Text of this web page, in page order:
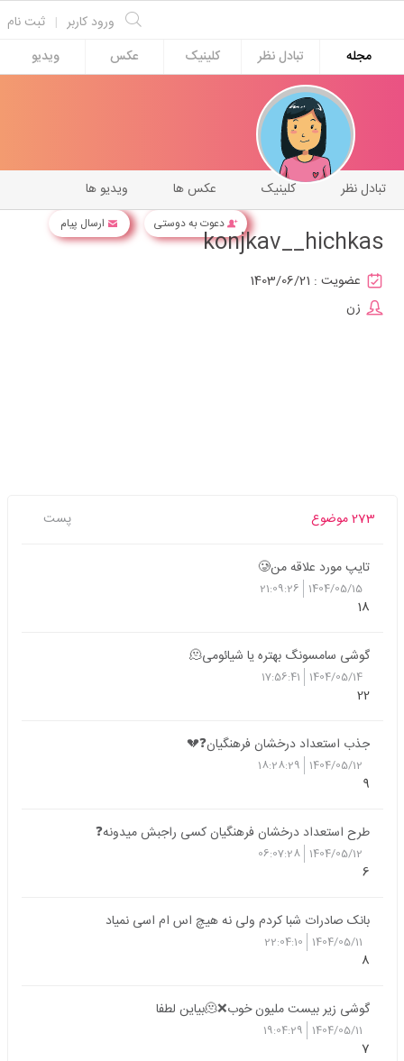
ثبت نام | ورود کاربر
مجله
تبادل نظر کلینیک عکس ویدیو
دعوت به دوستی ارسال پیام
ویدیو ها عکس ها کلینیک تبادل نظر
konjkav__hichkas
عضویت : 1403/06/21
زن
273 موضوع پست
تایپ مورد علاقه من🥲
1404/05/15
21:09:26
18
گوشی سامسونگ بهتره یا شیائومی🫠
1404/05/14
17:56:41
22
جذب استعداد درخشان فرهنگیان❓💔
1404/05/12
18:28:29
9
طرح استعداد درخشان فرهنگیان کسی راجبش میدونه❓
1404/05/12
06:07:28
6
بانک صادرات شبا کردم ولی نه هیچ اس ام اسی نمیاد
1404/05/11
22:04:10
8
گوشی زیر بیست ملیون خوب❌🫠بیاین لطفا
1404/05/11
19:04:29
7